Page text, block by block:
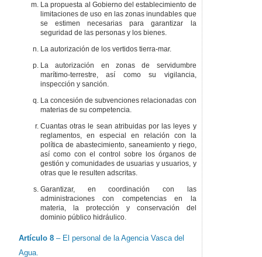
La propuesta al Gobierno del establecimiento de
limitaciones de uso en las zonas inundables que
se estimen necesarias para garantizar la
seguridad de las personas y los bienes.
La autorización de los vertidos tierra-mar.
La autorización en zonas de servidumbre
marítimo-terrestre, así como su vigilancia,
inspección y sanción.
La concesión de subvenciones relacionadas con
materias de su competencia.
Cuantas otras le sean atribuidas por las leyes y
reglamentos, en especial en relación con la
política de abastecimiento, saneamiento y riego,
así como con el control sobre los órganos de
gestión y comunidades de usuarias y usuarios, y
otras que le resulten adscritas.
Garantizar, en coordinación con las
administraciones con competencias en la
materia, la protección y conservación del
dominio público hidráulico.
Artículo 8 – El personal de la Agencia Vasca del
Agua.